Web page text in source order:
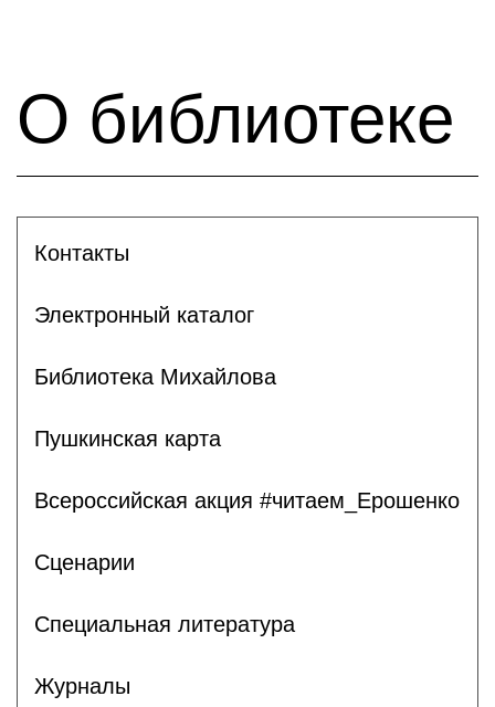
О библиотеке
Контакты
Электронный каталог
Библиотека Михайлова
Пушкинская карта
Всероссийская акция #читаем_Ерошенко
Сценарии
Специальная литература
Журналы